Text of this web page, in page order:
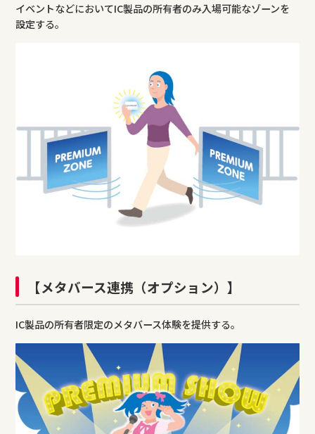
イベントなどにおいてIC製品の所有者のみ入場可能なゾーンを
設定する。
【メタバース連携（オプション）】
IC製品の所有者限定のメタバース体験を提供する。